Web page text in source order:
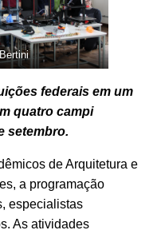
federais em um
quatro campi
setembro.
de Arquitetura e
a programação
especialistas
As atividades